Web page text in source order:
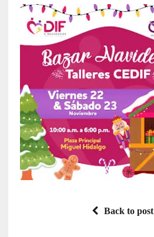
Back to post